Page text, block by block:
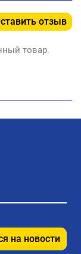
отзыв
товар.
на новости